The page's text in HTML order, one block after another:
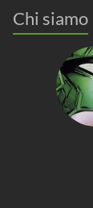
Chi siamo